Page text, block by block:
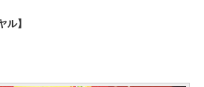
ル】